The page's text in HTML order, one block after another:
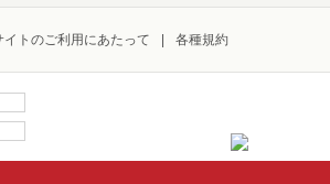
イトのご利用にあたって 各種規約